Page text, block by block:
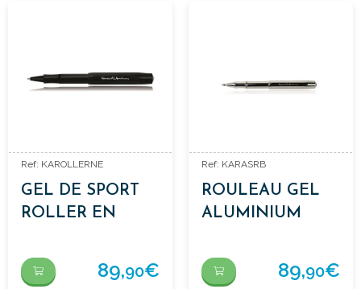
Ref: KAROLLERNE
GEL DE SPORT
ROLLER EN
89,90€
Ref: KARASRB
ROULEAU GEL
ALUMINIUM
89,90€